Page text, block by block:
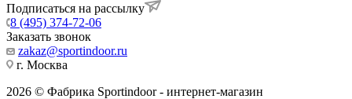
Подписаться на рассылку
8 (495) 374-72-06
Заказать звонок
zakaz@sportindoor.ru
г. Москва
2026 © Фабрика Sportindoor - интернет-магазин